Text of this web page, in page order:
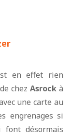
en effet rien
chez Asrockà
une carte au
engrenages si
font désormais